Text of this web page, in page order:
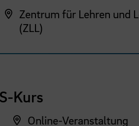
Zentrum für Lehren und
(ZLL)
Kurs
Online-Veranstaltung